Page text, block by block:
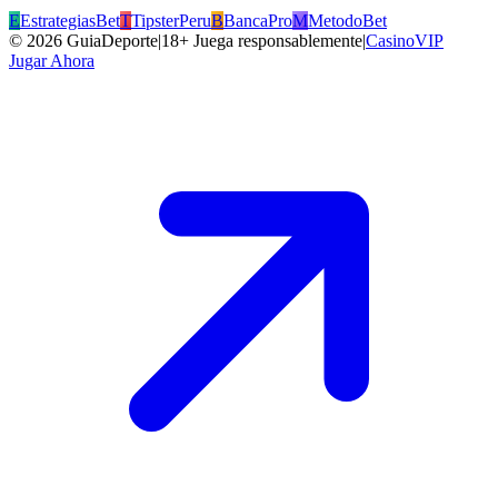
EEstrategiasBetTTipsterPeruBBancaProMMetodoBet
© 2026 GuiaDeporte|18+ Juega responsablemente|CasinoVIP
Jugar Ahora